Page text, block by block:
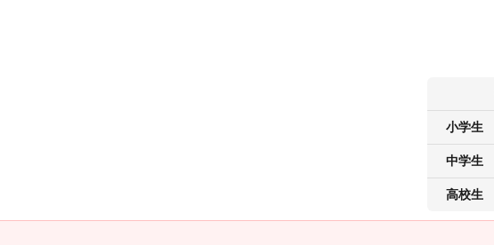
小学生
中学生
高校生